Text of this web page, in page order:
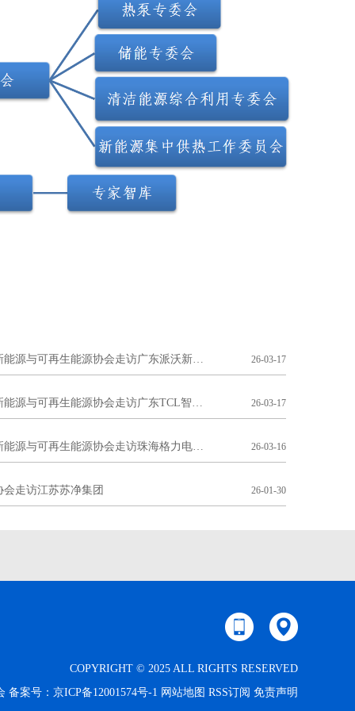
共探行业新发展之九：北京市新能源与可再生能源协会走访广东派沃新能源设备有限公司 26-03-17
共探行业新发展之七：北京市新能源与可再生能源协会走访广东TCL智能暖通设备有限公司 26-03-17
共探行业新发展之五：北京市新能源与可再生能源协会走访珠海格力电器股份有限公司 26-03-16
走访江苏苏净集团 26-01-30
COPYRIGHT © 2025 ALL RIGHTS RESERVED
备案号： 京ICP备12001574号-1 网站地图 RSS订阅 免责声明